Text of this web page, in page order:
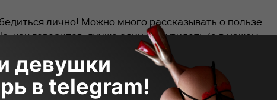
лично! Можно много рассказывать о пользе
как говорится, лучше один раз увидеть (а в нашем
в салоне Etalon доступен каждому мужчине, а
любое удобное время и приходите к нам,
девушки
в telegram!